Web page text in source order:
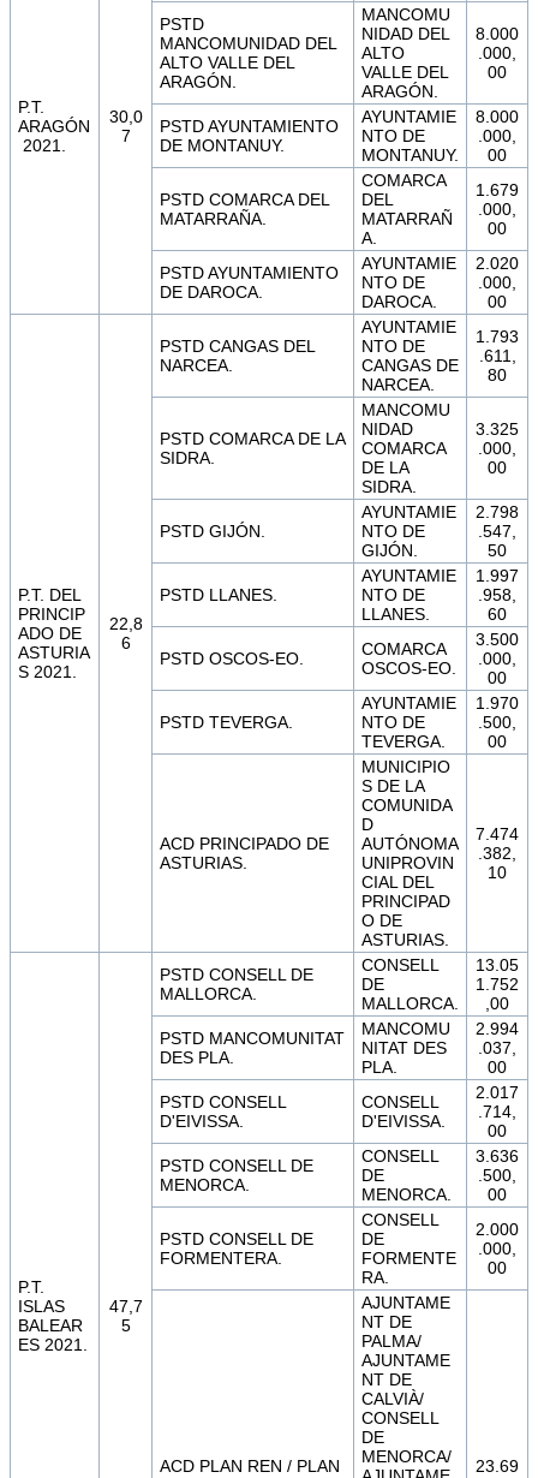
P.T.
ARAGÓN
2021.
30,0
7
PSTD
MANCOMUNIDAD DEL
ALTO VALLE DEL
ARAGÓN.
MANCOMU
NIDAD DEL
ALTO
VALLE DEL
ARAGÓN.
8.000
.000,
00
PSTD AYUNTAMIENTO
DE MONTANUY.
AYUNTAMIE
NTO DE
MONTANUY.
8.000
.000,
00
PSTD COMARCA DEL
MATARRAÑA.
COMARCA
DEL
MATARRAÑ
A.
1.679
.000,
00
PSTD AYUNTAMIENTO
DE DAROCA.
AYUNTAMIE
NTO DE
DAROCA.
2.020
.000,
00
P.T. DEL
PRINCIP
ADO DE
ASTURIA
S 2021.
22,8
6
PSTD CANGAS DEL
NARCEA.
AYUNTAMIE
NTO DE
CANGAS DE
NARCEA.
1.793
.611,
80
PSTD COMARCA DE LA
SIDRA.
MANCOMU
NIDAD
COMARCA
DE LA
SIDRA.
3.325
.000,
00
PSTD GIJÓN.
AYUNTAMIE
NTO DE
GIJÓN.
2.798
.547,
50
PSTD LLANES.
AYUNTAMIE
NTO DE
LLANES.
1.997
.958,
60
PSTD OSCOS-EO.
COMARCA
OSCOS-EO.
3.500
.000,
00
PSTD TEVERGA.
AYUNTAMIE
NTO DE
TEVERGA.
1.970
.500,
00
ACD PRINCIPADO DE
ASTURIAS.
MUNICIPIO
S DE LA
COMUNIDA
D
AUTÓNOMA
UNIPROVIN
CIAL DEL
PRINCIPAD
O DE
ASTURIAS.
7.474
.382,
10
P.T.
ISLAS
BALEAR
ES 2021.
47,7
5
PSTD CONSELL DE
MALLORCA.
CONSELL
DE
MALLORCA.
13.05
1.752
,00
PSTD MANCOMUNITAT
DES PLA.
MANCOMU
NITAT DES
PLA.
2.994
.037,
00
PSTD CONSELL
D'EIVISSA.
CONSELL
D'EIVISSA.
2.017
.714,
00
PSTD CONSELL DE
MENORCA.
CONSELL
DE
MENORCA.
3.636
.500,
00
PSTD CONSELL DE
FORMENTERA.
CONSELL
DE
FORMENTE
RA.
2.000
.000,
00
ACD PLAN REN / PLAN
AJUNTAME
NT DE
PALMA/
AJUNTAME
NT DE
CALVIÀ/
CONSELL
DE
MENORCA/
23.69